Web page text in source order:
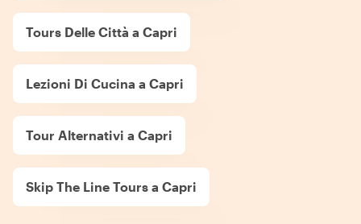
Tours Delle Città a Capri
Lezioni Di Cucina a Capri
Tour Alternativi a Capri
Skip The Line Tours a Capri